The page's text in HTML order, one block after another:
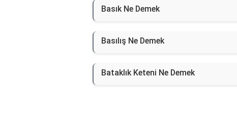
Basık Ne Demek
Basılış Ne Demek
Bataklık Keteni Ne Demek